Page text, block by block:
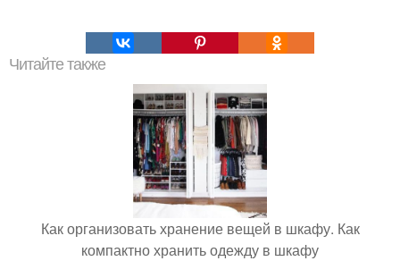
Читайте также
Как организовать хранение вещей в шкафу. Как
компактно хранить одежду в шкафу